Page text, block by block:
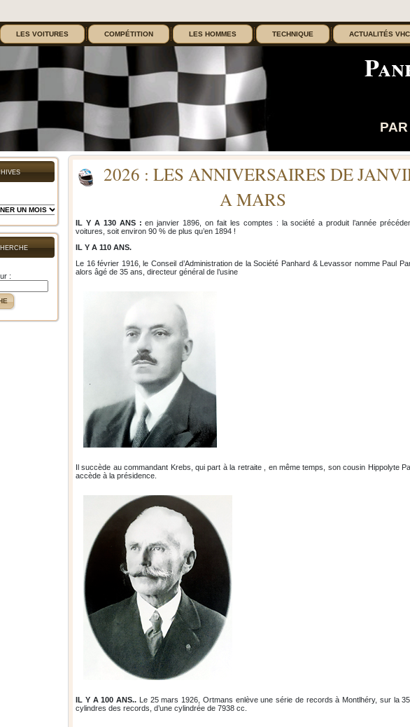
LES VOITURES COMPÉTITION LES HOMMES TECHNIQUE ACTUALITÉS VHC
:
2026 : LES ANNIVERSAIRES DE
A MARS
IL Y A 130 ANS : en janvier 1896, on fait les comptes : la société a produit l’année
voitures, soit environ 90 % de plus qu’en 1894 !
IL Y A 110 ANS.
Le 16 février 1916, le Conseil d’Administration de la Société Panhard & Levassor nomme Paul
alors âgé de 35 ans, directeur général de l’usine
Il succède au commandant Krebs, qui part à la retraite , en même temps, son cousin Hippolyte
accède à la présidence.
IL Y A 100 ANS..
Le 25 mars 1926, Ortmans enlève une série de records à Montlhéry, sur la
cylindres des records, d’une cylindrée de 7938 cc.